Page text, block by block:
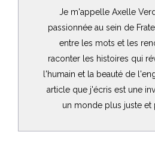
Je m'appelle Axelle
passionnée au sein de
entre les mots et les
raconter les histoires qui
l'humain et la beauté de
article que j'écris est une
un monde plus juste et